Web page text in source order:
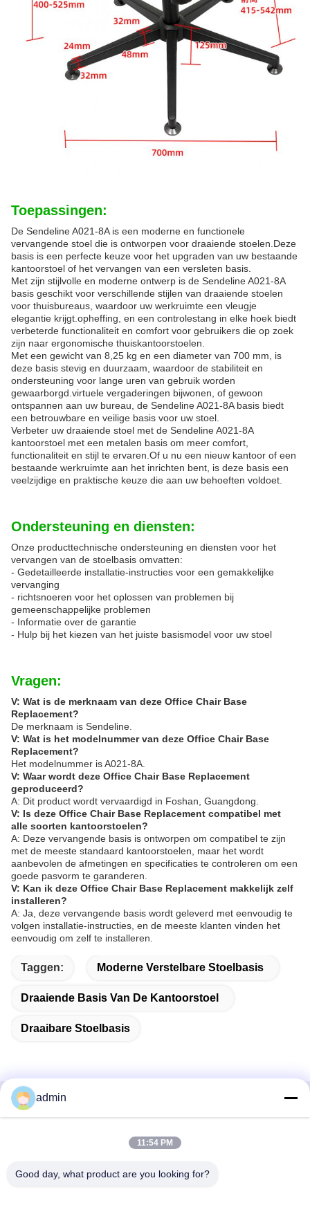
Toepassingen:
De Sendeline A021-8A is een moderne en functionele
vervangende stoel die is ontworpen voor draaiende stoelen.Deze
basis is een perfecte keuze voor het upgraden van uw bestaande
kantoorstoel of het vervangen van een versleten basis.
Met zijn stijlvolle en moderne ontwerp is de Sendeline A021-8A
basis geschikt voor verschillende stijlen van draaiende stoelen
voor thuisbureaus, waardoor uw werkruimte een vleugje
elegantie krijgt.opheffing, en een controlestang in elke hoek biedt
verbeterde functionaliteit en comfort voor gebruikers die op zoek
zijn naar ergonomische thuiskantoorstoelen.
Met een gewicht van 8,25 kg en een diameter van 700 mm, is
deze basis stevig en duurzaam, waardoor de stabiliteit en
ondersteuning voor lange uren van gebruik worden
gewaarborgd.virtuele vergaderingen bijwonen, of gewoon
ontspannen aan uw bureau, de Sendeline A021-8A basis biedt
een betrouwbare en veilige basis voor uw stoel.
Verbeter uw draaiende stoel met de Sendeline A021-8A
kantoorstoel met een metalen basis om meer comfort,
functionaliteit en stijl te ervaren.Of u nu een nieuw kantoor of een
bestaande werkruimte aan het inrichten bent, is deze basis een
veelzijdige en praktische keuze die aan uw behoeften voldoet.
Ondersteuning en diensten:
Onze producttechnische ondersteuning en diensten voor het
vervangen van de stoelbasis omvatten:
- Gedetailleerde installatie-instructies voor een gemakkelijke
vervanging
- richtsnoeren voor het oplossen van problemen bij
gemeenschappelijke problemen
- Informatie over de garantie
- Hulp bij het kiezen van het juiste basismodel voor uw stoel
Vragen:
V: Wat is de merknaam van deze Office Chair Base
Replacement?
De merknaam is Sendeline.
V: Wat is het modelnummer van deze Office Chair Base
Replacement?
Het modelnummer is A021-8A.
V: Waar wordt deze Office Chair Base Replacement
geproduceerd?
A: Dit product wordt vervaardigd in Foshan, Guangdong.
V: Is deze Office Chair Base Replacement compatibel met
alle soorten kantoorstoelen?
A: Deze vervangende basis is ontworpen om compatibel te zijn
met de meeste standaard kantoorstoelen, maar het wordt
aanbevolen de afmetingen en specificaties te controleren om een
goede pasvorm te garanderen.
V: Kan ik deze Office Chair Base Replacement makkelijk zelf
installeren?
A: Ja, deze vervangende basis wordt geleverd met eenvoudig te
volgen installatie-instructies, en de meeste klanten vinden het
eenvoudig om zelf te installeren.
Taggen: Moderne Verstelbare Stoelbasis
Draaiende Basis Van De Kantoorstoel
Draaibare Stoelbasis
Snel contact
City, provincie Guangdong, China
admin
11:54 PM
Good day, what product are you looking for?